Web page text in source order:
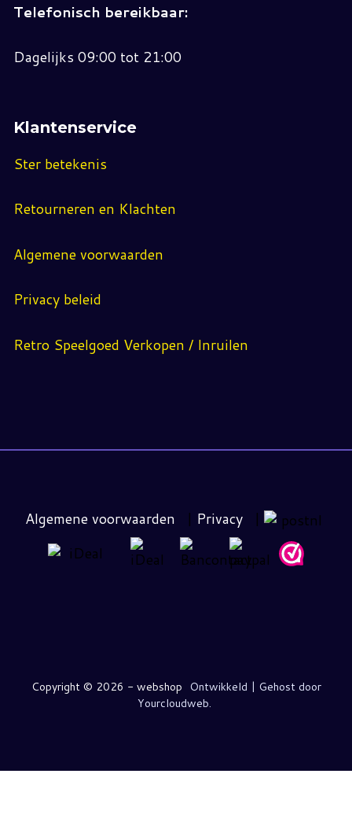
Telefonisch bereikbaar:
Dagelijks 09:00 tot 21:00
Klantenservice
Ster betekenis
Retourneren en Klachten
Algemene voorwaarden
Privacy beleid
Retro Speelgoed Verkopen / Inruilen
Algemene voorwaarden | Privacy |
Copyright © 2026 - webshop Ontwikkeld | Gehost door
Yourcloudweb.